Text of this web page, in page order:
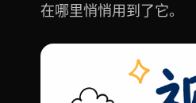
在哪里悄悄用到了它。